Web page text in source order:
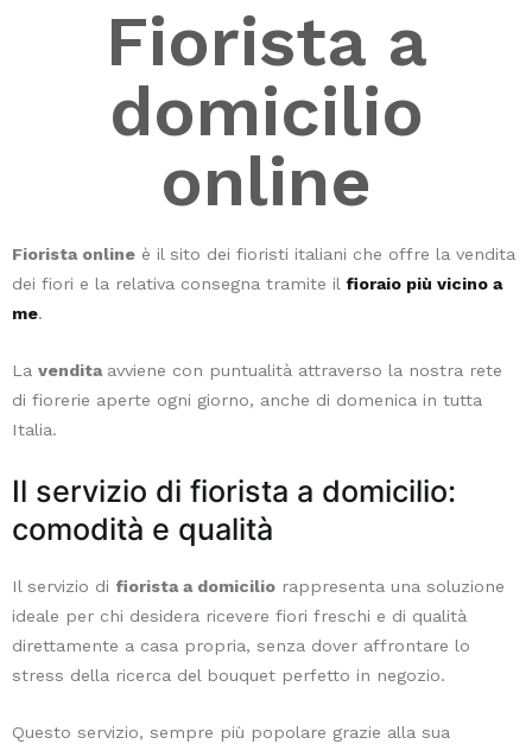
Fiorista a
domicilio
online
Fiorista online è il sito dei fioristi italiani che offre la vendita
dei fiori e la relativa consegna tramite il fioraio più vicino a
me.
La vendita avviene con puntualità attraverso la nostra rete
di fiorerie aperte ogni giorno, anche di domenica in tutta
Italia.
Il servizio di fiorista a domicilio:
comodità e qualità
Il servizio di fiorista a domicilio rappresenta una soluzione
ideale per chi desidera ricevere fiori freschi e di qualità
direttamente a casa propria, senza dover affrontare lo
stress della ricerca del bouquet perfetto in negozio.
Questo servizio, sempre più popolare grazie alla sua
chi
cerca
una
pianta
d'appartamento
che
l'aria
in
Altre
piante
l'aria